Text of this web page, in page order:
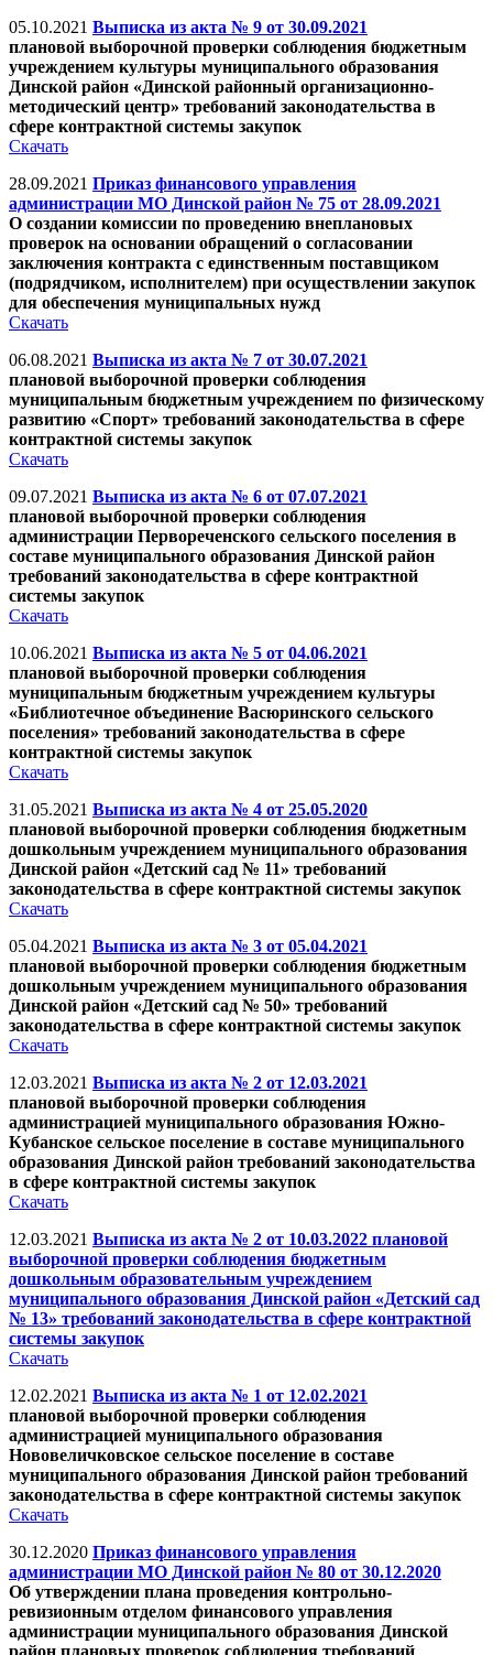
05.10.2021 Выписка из акта № 9 от 30.09.2021
плановой выборочной проверки соблюдения бюджетным
учреждением культуры муниципального образования
Динской район «Динской районный организационно-
методический центр» требований законодательства в
сфере контрактной системы закупок
Скачать
28.09.2021 Приказ финансового управления
администрации МО Динской район № 75 от 28.09.2021
О создании комиссии по проведению внеплановых
проверок на основании обращений о согласовании
заключения контракта с единственным поставщиком
(подрядчиком, исполнителем) при осуществлении закупок
для обеспечения муниципальных нужд
Скачать
06.08.2021 Выписка из акта № 7 от 30.07.2021
плановой выборочной проверки соблюдения
муниципальным бюджетным учреждением по физическому
развитию «Спорт» требований законодательства в сфере
контрактной системы закупок
Скачать
09.07.2021 Выписка из акта № 6 от 07.07.2021
плановой выборочной проверки соблюдения
администрации Первореченского сельского поселения в
составе муниципального образования Динской район
требований законодательства в сфере контрактной
системы закупок
Скачать
10.06.2021 Выписка из акта № 5 от 04.06.2021
плановой выборочной проверки соблюдения
муниципальным бюджетным учреждением культуры
«Библиотечное объединение Васюринского сельского
поселения» требований законодательства в сфере
контрактной системы закупок
Скачать
31.05.2021 Выписка из акта № 4 от 25.05.2020
плановой выборочной проверки соблюдения бюджетным
дошкольным учреждением муниципального образования
Динской район «Детский сад № 11» требований
законодательства в сфере контрактной системы закупок
Скачать
05.04.2021 Выписка из акта № 3 от 05.04.2021
плановой выборочной проверки соблюдения бюджетным
дошкольным учреждением муниципального образования
Динской район «Детский сад № 50» требований
законодательства в сфере контрактной системы закупок
Скачать
12.03.2021 Выписка из акта № 2 от 12.03.2021
плановой выборочной проверки соблюдения
администрацией муниципального образования Южно-
Кубанское сельское поселение в составе муниципального
образования Динской район требований законодательства
в сфере контрактной системы закупок
Скачать
12.03.2021 Выписка из акта № 2 от 10.03.2022 плановой
выборочной проверки соблюдения бюджетным
дошкольным образовательным учреждением
муниципального образования Динской район «Детский сад
№ 13» требований законодательства в сфере контрактной
системы закупок
Скачать
12.02.2021 Выписка из акта № 1 от 12.02.2021
плановой выборочной проверки соблюдения
администрацией муниципального образования
Нововеличковское сельское поселение в составе
муниципального образования Динской район требований
законодательства в сфере контрактной системы закупок
Скачать
30.12.2020 Приказ финансового управления
администрации МО Динской район № 80 от 30.12.2020
Об утверждении плана проведения контрольно-
ревизионным отделом финансового управления
администрации муниципального образования Динской
район плановых проверок соблюдения требований